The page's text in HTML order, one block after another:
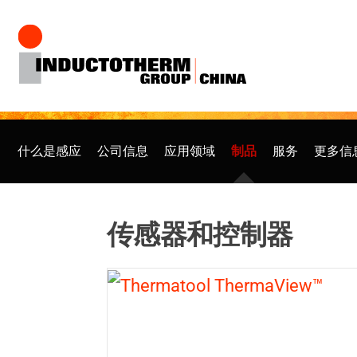
容
什么是感应 公司信息 应用领域 制品 服务 更多信
传感器和控制器